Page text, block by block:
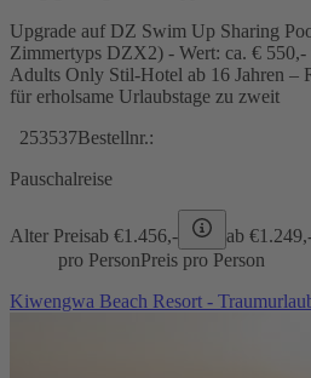
Upgrade auf DZ Swim Up Sharing
Zimmertyps DZX2) - Wert: ca. €
Adults Only Stil-Hotel ab 16 Jahren –
für erholsame Urlaubstage zu zweit
253537Bestellnr.:
Pauschalreise
Alter Preisab €1.456,- ab €
pro PersonPreis pro Person
Kiwengwa Beach Resort -